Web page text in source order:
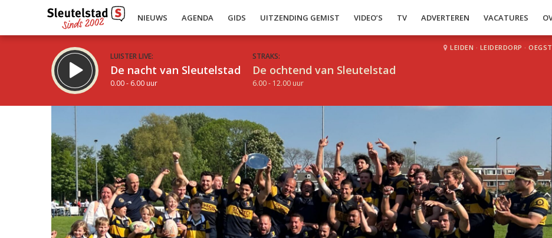
NIEUWS AGENDA GIDS UITZENDING GEMIST VIDEO’S TV ADVERTEREN VACATURES
LUISTER LIVE:
De nacht van Sleutelstad
0.00 - 6.00 uur
STRAKS:
De ochtend van Sleutelstad
6.00 - 12.00 uur
LEIDEN · LEIDERDORP ·
Inklappen